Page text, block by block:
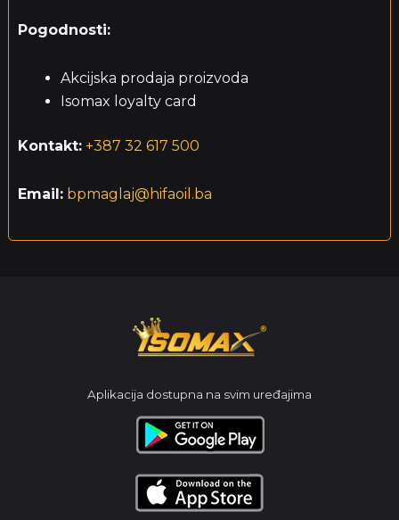
Pogodnosti:
Akcijska prodaja proizvoda
Isomax loyalty card
Kontakt: +387 32 617 500
Email: bpmaglaj@hifaoil.ba
Aplikacija dostupna na svim uređajima